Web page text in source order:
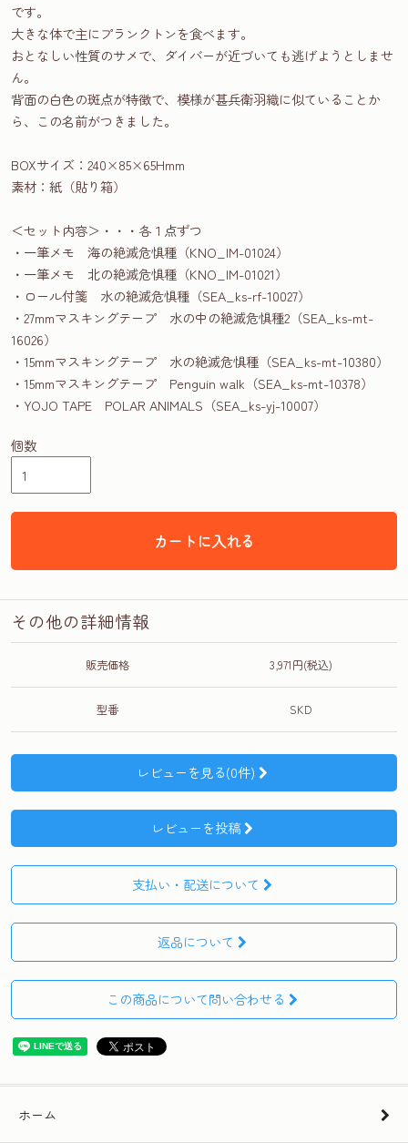
です。
大きな体で主にプランクトンを食べます。
おとなしい性質のサメで、ダイバーが近づいても逃げようとしませ
ん。
背面の白色の斑点が特徴で、模様が甚兵衛羽織に似ていることか
ら、この名前がつきました。
BOXサイズ：240×85×65Hmm
素材：紙（貼り箱）
＜セット内容＞・・・各１点ずつ
・一筆メモ 海の絶滅危惧種（KNO_IM-01024）
・一筆メモ 北の絶滅危惧種（KNO_IM-01021）
・ロール付箋 水の絶滅危惧種（SEA_ks-rf-10027）
・27mmマスキングテープ 水の中の絶滅危惧種2（SEA_ks-mt-
16026）
・15mmマスキングテープ 水の絶滅危惧種（SEA_ks-mt-10380）
・15mmマスキングテープ Penguin walk（SEA_ks-mt-10378）
・YOJO TAPE POLAR ANIMALS（SEA_ks-yj-10007）
個数
カートに入れる
その他の詳細情報
販売価格 3,971円(税込)
型番 SKD
レビューを見る(0件)
レビューを投稿
支払い・配送について
返品について
この商品について問い合わせる
ホーム